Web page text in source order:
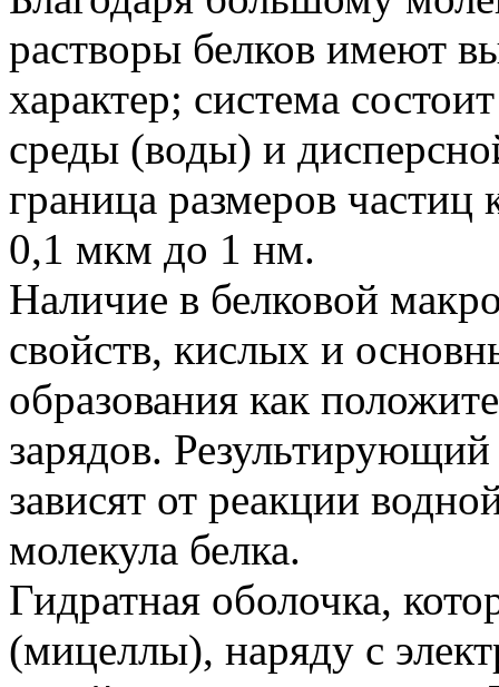
растворы белков имеют
характер; система
среды (воды) и
граница размеров частиц
0,1 мкм до 1 нм.
Наличие в белковой
свойств, кислых и
образования как
зарядов. Результирующий
зависят от реакции
молекула белка.
Гидратная оболочка,
(мицеллы), наряду с